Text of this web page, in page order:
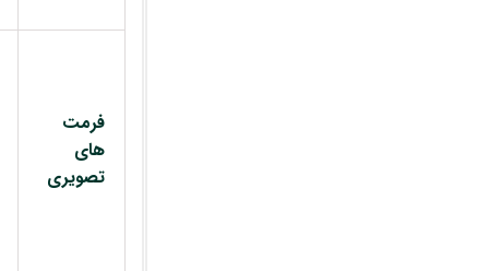
فرمت
های
تصویری